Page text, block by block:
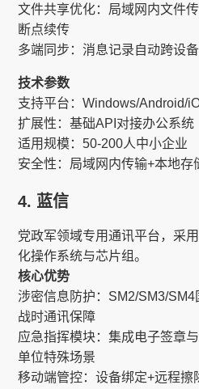
文件共享优化​​：局域网内文件
断点续传
多端同步​​：消息记录自动跨设
技术参数
支持平台​​：Windows/Android/
扩展性​​：基础API对接办公系统
适用规模​​：50-200人中小企业
安全性​​：局域网内传输+本地存
4. 蓝信​​
党政军领域专用通讯平台，采
化操作系统与芯片组。
核心优势
涉密信息防护​​：SM2/SM3/
战时通讯保障
应急指挥模块​​：集成电子签章
单位特殊场景
移动端管控​​：设备绑定+远程